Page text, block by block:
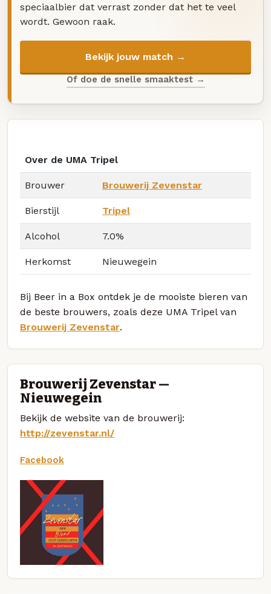
speciaalbier dat verrast zonder dat het te veel
wordt. Gewoon raak.
Bekijk jouw match →
Of doe de snelle smaaktest →
Over de UMA Tripel
Brouwer Brouwerij Zevenstar
Bierstijl Tripel
Alcohol 7.0%
Herkomst Nieuwegein
Bij Beer in a Box ontdek je de mooiste bieren van
de beste brouwers, zoals deze UMA Tripel van
Brouwerij Zevenstar.
Brouwerij Zevenstar —
Nieuwegein
Bekijk de website van de brouwerij:
http://zevenstar.nl/
Facebook